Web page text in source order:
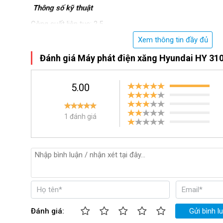
Thông số kỹ thuật
Công suất liên tục: 2.5
Model: HY 3100LE
Điện áp đầu ra: 230V/50Hz
Dung tích bình nhiên liệu : 16L
Tiêu hao nhiên liệu: 1.14L/h
Bảo hành 12 tháng
Xem thông tin đầy đủ
Đánh giá Máy phát điện xăng Hyundai HY
5.00
1 đánh giá
Đánh giá: Gửi bình